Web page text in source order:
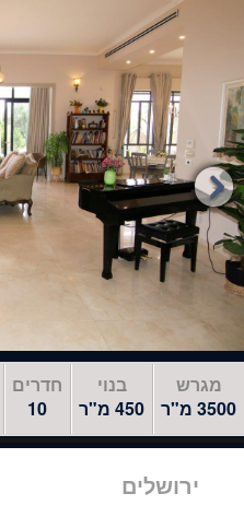
לאזור
הבא
מגרש
3500 מ"ר
בנוי
450 מ"ר
חדרים
10

ירושלים